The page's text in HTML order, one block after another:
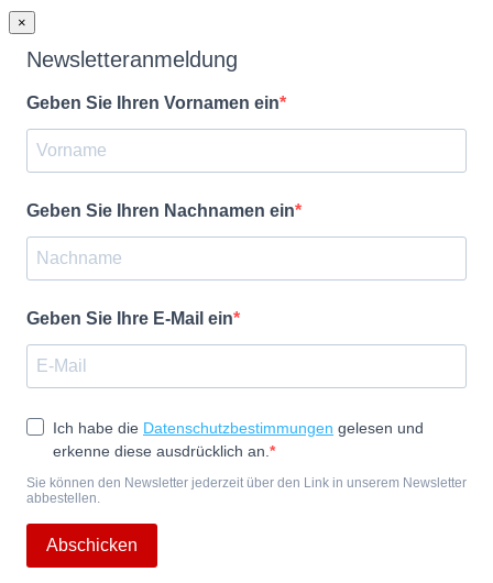
×
Newsletteranmeldung
Geben Sie Ihren Vornamen ein
Geben Sie Ihren Nachnamen ein
Geben Sie Ihre E-Mail ein
Ich habe die Datenschutzbestimmungen gelesen und
erkenne diese ausdrücklich an.
Sie können den Newsletter jederzeit über den Link in unserem Newsletter
abbestellen.
Abschicken